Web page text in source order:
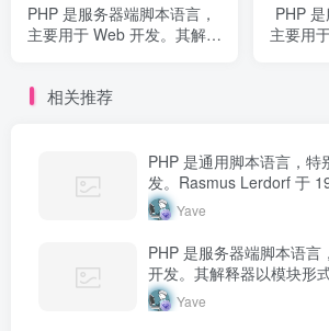
PHP 是服务器端脚本语言，
主要用于 Web 开发。其解释
PHP 代码，生成动态内容返
PHP
主要用
相关推荐
PHP 是通用脚本语言，特
发。Rasmus Lerdorf 于
最初用于追踪个人简历访
动…
Yave
PHP 是服务器端脚本语言
开发。其解释器以模块形
器中，当收到请求时执行
态内容返回给客户端。
Yave